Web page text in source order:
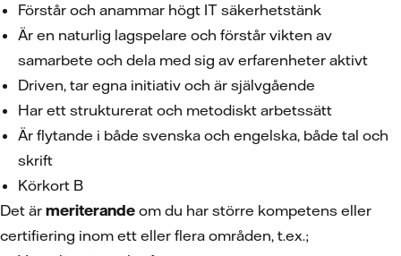
Förstår och anammar högt IT säkerhetstänk
Är en naturlig lagspelare och förstår vikten av
samarbete och dela med sig av erfarenheter aktivt
Driven, tar egna initiativ och är självgående
Har ett strukturerat och metodiskt arbetssätt
Är flytande i både svenska och engelska, både tal och
skrift
Körkort B
Det är meriterande om du har större kompetens eller
certifiering inom ett eller flera områden, t.ex.;